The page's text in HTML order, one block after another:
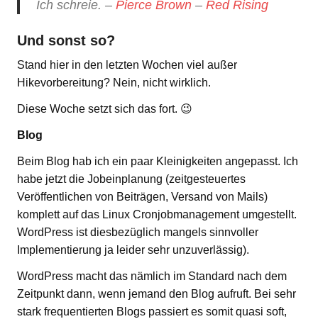
Ich schreie. – Pierce Brown– Red Rising
Und sonst so?
Stand hier in den letzten Wochen viel außer
Hikevorbereitung? Nein, nicht wirklich.
Diese Woche setzt sich das fort. 😉
Blog
Beim Blog hab ich ein paar Kleinigkeiten angepasst. Ich
habe jetzt die Jobeinplanung (zeitgesteuertes
Veröffentlichen von Beiträgen, Versand von Mails)
komplett auf das Linux Cronjobmanagement umgestellt.
WordPress ist diesbezüglich mangels sinnvoller
Implementierung ja leider sehr unzuverlässig).
WordPress macht das nämlich im Standard nach dem
Zeitpunkt dann, wenn jemand den Blog aufruft. Bei sehr
stark frequentierten Blogs passiert es somit quasi soft,